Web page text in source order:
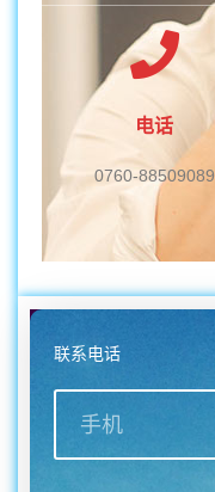
电话
0760-88509089
联系电话